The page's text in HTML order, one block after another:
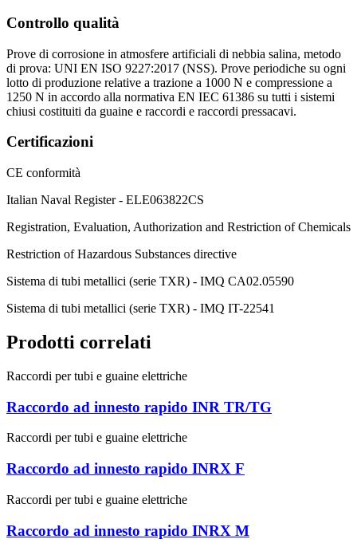
Controllo qualità
Prove di corrosione in atmosfere artificiali di nebbia salina, metodo
di prova: UNI EN ISO 9227:2017 (NSS). Prove periodiche su ogni
lotto di produzione relative a trazione a 1000 N e compressione a
1250 N in accordo alla normativa EN IEC 61386 su tutti i sistemi
chiusi costituiti da guaine e raccordi e raccordi pressacavi.
Certificazioni
CE conformità
Italian Naval Register - ELE063822CS
Registration, Evaluation, Authorization and Restriction of Chemicals
Restriction of Hazardous Substances directive
Sistema di tubi metallici (serie TXR) - IMQ CA02.05590
Sistema di tubi metallici (serie TXR) - IMQ IT-22541
Prodotti correlati
Raccordi per tubi e guaine elettriche
Raccordo ad innesto rapido INR TR/TG
Raccordi per tubi e guaine elettriche
Raccordo ad innesto rapido INRX F
Raccordi per tubi e guaine elettriche
Raccordo ad innesto rapido INRX M